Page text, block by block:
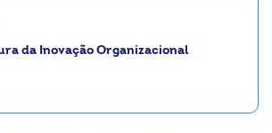
da Inovação Organizacional